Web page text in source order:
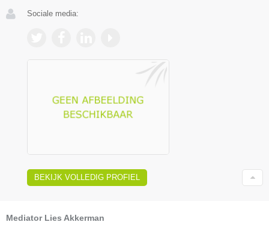
Sociale media:
BEKIJK VOLLEDIG PROFIEL
Mediator Lies Akkerman